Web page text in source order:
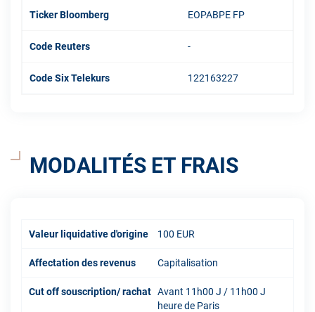
Ticker Bloomberg EOPABPE FP
Code Reuters -
Code Six Telekurs 122163227
MODALITÉS ET FRAIS
Valeur liquidative d'origine 100 EUR
Affectation des revenus Capitalisation
Cut off souscription/ rachat Avant 11h00 J / 11h00 J
heure de Paris